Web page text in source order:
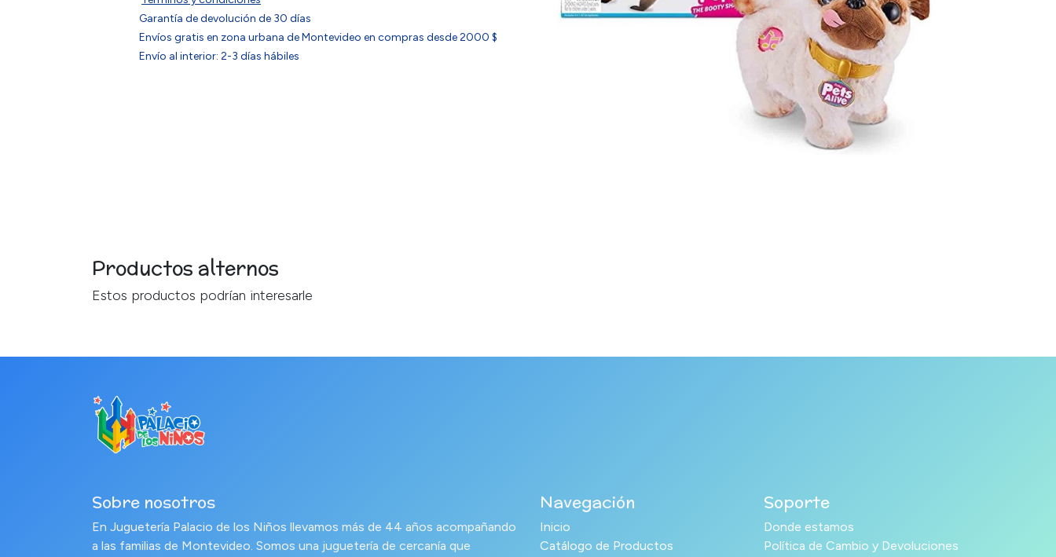
Garantía de devolución de 30 días
Envíos gratis en zona urbana de Montevideo en compras desde 2000 $
Envío al interior: 2-3 días hábiles
Productos alternos
Estos productos podrían interesarle
Sobre nosotros
En Juguetería Palacio de los Niños llevamos más de 44 años acompañando
a las familias de Montevideo. Somos una juguetería de cercanía que
Navegación
Inicio
Catálogo de Productos
Soporte
Donde estamos
Política de Cambio y Devoluciones